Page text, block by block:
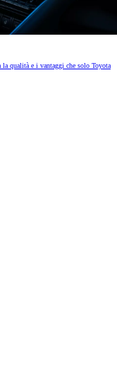
qualità e i vantaggi che solo Toyota